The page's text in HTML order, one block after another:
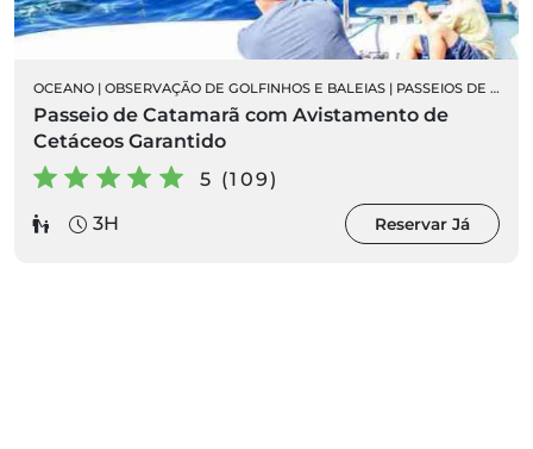
OCEANO | OBSERVAÇÃO DE GOLFINHOS E BALEIAS | PASSEIOS DE BARCO
Passeio de Catamarã com Avistamento de
Cetáceos Garantido
5 (109)
3H
Reservar Já